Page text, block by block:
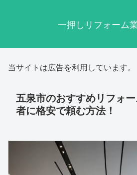
一押しリフォーム
当サイトは広告を利用しています。
五泉市のおすすめリフォ
者に格安で頼む方法！